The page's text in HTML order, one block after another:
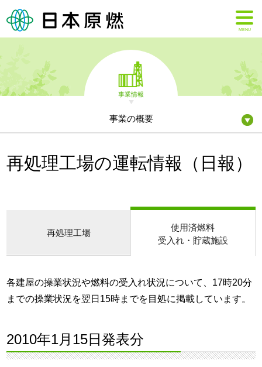
MENU
事業情報
事業の概要
再処理工場の運転情報（日報）
再処理工場
使用済燃料
受入れ・貯蔵施設
各建屋の操業状況や燃料の受入れ状況について、17時20分
までの操業状況を翌日15時までを目処に掲載しています。
2010年1月15日発表分